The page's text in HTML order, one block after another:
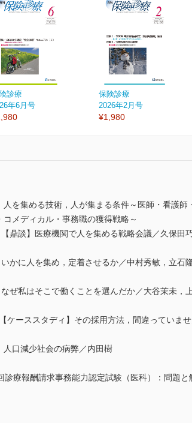
診療
年6月号
保険診療
2026年2月号
¥1,980
を集める技術，人が集まる条件～医師・看護
コメディカル・事務職の獲得戦略～
鼎談】医療機関で人を集める戦略会議／久保田
かに人を集め，定着させるか／中村秀敏，立石
ぜ私はそこで働くことを選んだか／大谷茉未，
ケーススタディ】その採用方法，間違っていま
口減少社会の病弊／内田樹
診療報酬請求事務能力認定試験（医科）：問題と